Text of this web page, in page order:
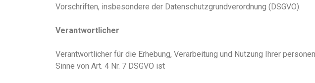
Vorschriften, insbesondere der Datenschutzgrundverordnung (DSGVO).
Verantwortlicher
Verantwortlicher für die Erhebung, Verarbeitung und Nutzung Ihrer
Sinne von Art. 4 Nr. 7 DSGVO ist